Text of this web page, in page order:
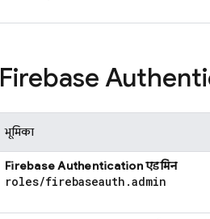
Firebase
भूमिका
Firebase Authenticationएडमिन
roles/firebaseauth .admin